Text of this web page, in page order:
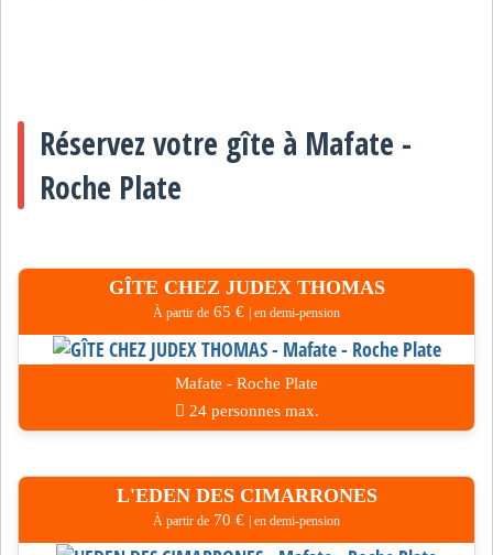
Réservez votre gîte à Mafate -
Roche Plate
GÎTE CHEZ JUDEX THOMAS
À partir de 65 € | en demi-pension
Mafate - Roche Plate
24 personnes max.
L'EDEN DES CIMARRONES
À partir de 70 € | en demi-pension